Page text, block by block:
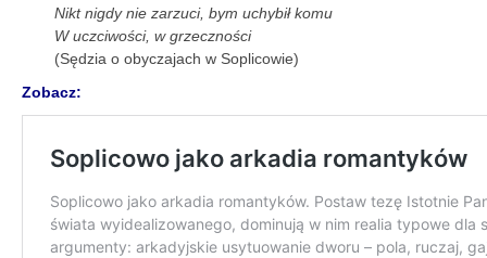
Nikt nigdy nie zarzuci, bym uchybił komu
W uczciwości, w grzeczności
(Sędzia o obyczajach w Soplicowie)
Zobacz: